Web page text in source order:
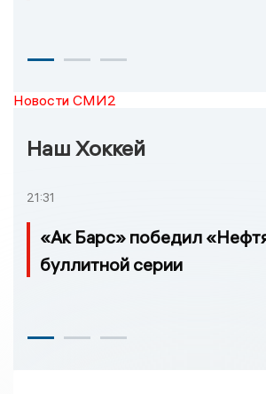
Новости СМИ2
Наш Хоккей
21:31
«Ак Барс» победил
буллитной серии